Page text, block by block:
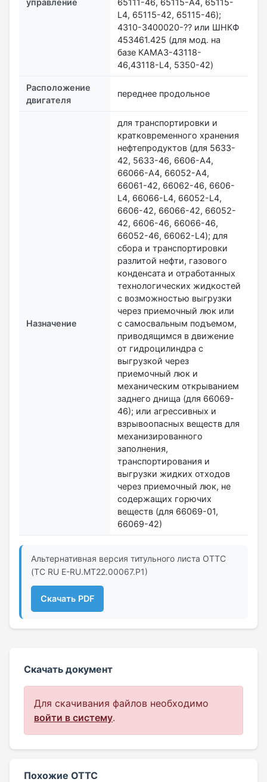
управление
65111-46, 65115-А4, 65115-
L4, 65115-42, 65115-46);
4310-3400020-?? или ШНКФ
453461.425 (для мод. на
базе КАМАЗ-43118-
46,43118-L4, 5350-42)
Расположение
двигателя
переднее продольное
Назначение
для транспортировки и
кратковременного хранения
нефтепродуктов (для 5633-
42, 5633-46, 6606-А4,
66066-А4, 66052-А4,
66061-42, 66062-46, 6606-
L4, 66066-L4, 66052-L4,
6606-42, 66066-42, 66052-
42, 6606-46, 66066-46,
66052-46, 66062-L4); для
сбора и транспортировки
разлитой нефти, газового
конденсата и отработанных
технологических жидкостей
с возможностью выгрузки
через приемочный люк или
с самосвальным подъемом,
приводящимся в движение
от гидроцилиндра с
выгрузкой через
приемочный люк и
механическим открыванием
заднего днища (для 66069-
46); или агрессивных и
взрывоопасных веществ для
механизированного
заполнения,
транспортирования и
выгрузки жидких отходов
через приемочный люк, не
содержащих горючих
веществ (для 66069-01,
66069-42)
Альтернативная версия титульного листа ОТТС
(ТС RU Е-RU.МТ22.00067.Р1)
Скачать PDF
Скачать документ
Для скачивания файлов необходимо
войти в систему.
Похожие ОТТС